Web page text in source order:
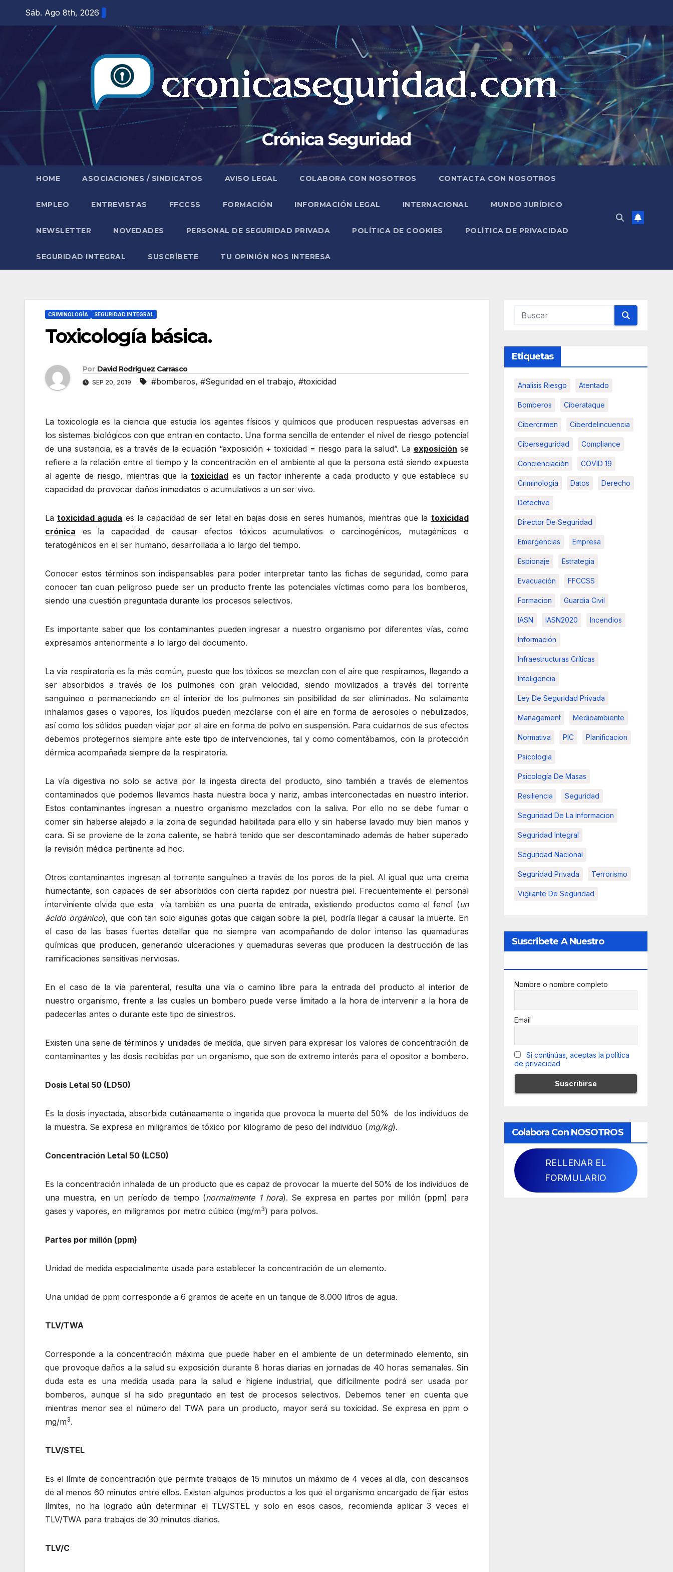
contenido
Sáb. Ago 8th, 2026
Crónica Seguridad
HOME ASOCIACIONES / SINDICATOS AVISO LEGAL COLABORA CON NOSOTROS CONTACTA CON NOSOTROS
EMPLEO ENTREVISTAS FFCCSS FORMACIÓN INFORMACIÓN LEGAL INTERNACIONAL MUNDO JURÍDICO
NEWSLETTER NOVEDADES PERSONAL DE SEGURIDAD PRIVADA POLÍTICA DE COOKIES POLÍTICA DE PRIVACIDAD
SEGURIDAD INTEGRAL SUSCRÍBETE TU OPINIÓN NOS INTERESA
CRIMINOLOGÍA SEGURIDAD INTEGRAL
Toxicología básica.
Por David Rodríguez Carrasco
SEP 20, 2019 #bomberos, #Seguridad en el trabajo, #toxicidad
La toxicología es la ciencia que estudia los agentes físicos y químicos que producen respuestas adversas en
los sistemas biológicos con que entran en contacto. Una forma sencilla de entender el nivel de riesgo potencial
de una sustancia, es a través de la ecuación “exposición + toxicidad = riesgo para la salud”. La exposición se
refiere a la relación entre el tiempo y la concentración en el ambiente al que la persona está siendo expuesta
al agente de riesgo, mientras que latoxicidad es un factor inherente a cada producto y que establece su
capacidad de provocar daños inmediatos o acumulativos a un ser vivo.
Latoxicidad aguda es la capacidad de ser letal en bajas dosis en seres humanos, mientras que la toxicidad
crónica es la capacidad de causar efectos tóxicos acumulativos o carcinogénicos, mutagénicos o
teratogénicos en el ser humano, desarrollada a lo largo del tiempo.
Conocer estos términos son indispensables para poder interpretar tanto las fichas de seguridad, como para
conocer tan cuan peligroso puede ser un producto frente las potenciales víctimas como para los bomberos,
siendo una cuestión preguntada durante los procesos selectivos.
Es importante saber que los contaminantes pueden ingresar a nuestro organismo por diferentes vías, como
expresamos anteriormente a lo largo del documento.
La vía respiratoria es la más común, puesto que los tóxicos se mezclan con el aire que respiramos, llegando a
ser absorbidos a través de los pulmones con gran velocidad, siendo movilizados a través del torrente
sanguíneo o permaneciendo en el interior de los pulmones sin posibilidad de ser eliminados. No solamente
inhalamos gases o vapores, los líquidos pueden mezclarse con el aire en forma de aerosoles o nebulizados,
así como los sólidos pueden viajar por el aire en forma de polvo en suspensión. Para cuidarnos de sus efectos
debemos protegernos siempre ante este tipo de intervenciones, tal y como comentábamos, con la protección
dérmica acompañada siempre de la respiratoria.
La vía digestiva no solo se activa por la ingesta directa del producto, sino también a través de elementos
contaminados que podemos llevamos hasta nuestra boca y nariz, ambas interconectadas en nuestro interior.
Estos contaminantes ingresan a nuestro organismo mezclados con la saliva. Por ello no se debe fumar o
comer sin haberse alejado a la zona de seguridad habilitada para ello y sin haberse lavado muy bien manos y
cara. Si se proviene de la zona caliente, se habrá tenido que ser descontaminado además de haber superado
la revisión médica pertinente ad hoc.
Otros contaminantes ingresan al torrente sanguíneo a través de los poros de la piel. Al igual que una crema
humectante, son capaces de ser absorbidos con cierta rapidez por nuestra piel. Frecuentemente el personal
interviniente olvida que esta vía también es una puerta de entrada, existiendo productos como el fenol (un
ácido orgánico), que con tan solo algunas gotas que caigan sobre la piel, podría llegar a causar la muerte. En
el caso de las bases fuertes detallar que no siempre van acompañando de dolor intenso las quemaduras
químicas que producen, generando ulceraciones y quemaduras severas que producen la destrucción de las
ramificaciones sensitivas nerviosas.
En el caso de la vía parenteral, resulta una vía o camino libre para la entrada del producto al interior de
nuestro organismo, frente a las cuales un bombero puede verse limitado a la hora de intervenir a la hora de
padecerlas antes o durante este tipo de siniestros.
Existen una serie de términos y unidades de medida, que sirven para expresar los valores de concentración de
contaminantes y las dosis recibidas por un organismo, que son de extremo interés para el opositor a bombero.
Dosis Letal 50 (LD50)
Es la dosis inyectada, absorbida cutáneamente o ingerida que provoca la muerte del 50% de los individuos de
la muestra. Se expresa en miligramos de tóxico por kilogramo de peso del individuo (mg/kg).
Concentración Letal 50 (LC50)
Es la concentración inhalada de un producto que es capaz de provocar la muerte del 50% de los individuos de
una muestra, en un período de tiempo (normalmente 1 hora). Se expresa en partes por millón (ppm) para
gases y vapores, en miligramos por metro cúbico (mg/m3) para polvos.
Partes por millón (ppm)
Unidad de medida especialmente usada para establecer la concentración de un elemento.
Una unidad de ppm corresponde a 6 gramos de aceite en un tanque de 8.000 litros de agua.
TLV/TWA
Corresponde a la concentración máxima que puede haber en el ambiente de un determinado elemento, sin
que provoque daños a la salud su exposición durante 8 horas diarias en jornadas de 40 horas semanales. Sin
duda esta es una medida usada para la salud e higiene industrial, que difícilmente podrá ser usada por
bomberos, aunque sí ha sido preguntado en test de procesos selectivos. Debemos tener en cuenta que
mientras menor sea el número del TWA para un producto, mayor será su toxicidad. Se expresa en ppm o
mg/m3.
TLV/STEL
Es el límite de concentración que permite trabajos de 15 minutos un máximo de 4 veces al día, con descansos
de al menos 60 minutos entre ellos. Existen algunos productos a los que el organismo encargado de fijar estos
límites, no ha logrado aún determinar el TLV/STEL y solo en esos casos, recomienda aplicar 3 veces el
TLV/TWA para trabajos de 30 minutos diarios.
TLV/C
Etiquetas
Analisis Riesgo Atentado
Bomberos Ciberataque
Cibercrimen Ciberdelincuencia
Ciberseguridad Compliance
Concienciación COVID 19
Criminologia Datos Derecho
Detective
Director De Seguridad
Emergencias Empresa
Espionaje Estrategia
Evacuación FFCCSS
Formacion Guardia Civil
IASN IASN2020 Incendios
Información
Infraestructuras Críticas
Inteligencia
Ley De Seguridad Privada
Management Medioambiente
Normativa PIC Planificacion
Psicologia
Psicología De Masas
Resiliencia Seguridad
Seguridad De La Informacion
Seguridad Integral
Seguridad Nacional
Seguridad Privada Terrorismo
Vigilante De Seguridad
Suscribete A Nuestro
Nombre o nombre completo
Email
Si continúas, aceptas la política
de privacidad
Colabora Con NOSOTROS
RELLENAR EL
FORMULARIO